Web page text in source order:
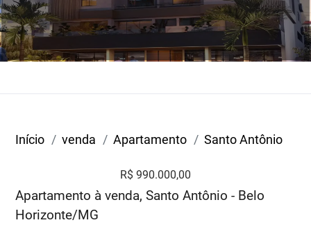
Início venda Apartamento Santo Antônio
R$ 990.000,00
Apartamento à venda, Santo Antônio - Belo
Horizonte/MG